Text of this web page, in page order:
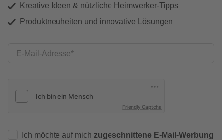
Kreative Ideen & nützliche Heimwerker-Tipps
Produktneuheiten und innovative Lösungen
E-Mail-Adresse
Friendly Captcha
Ich möchte auf mich zugeschnittene E-Mail-Werbung